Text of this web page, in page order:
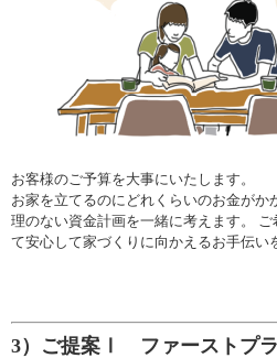
お客様のご予算を大事にいたします。
お家を立てるのにどれくらいのお金がか
理のない資金計画を一緒に考えます。
て安心して家づくりに向かえるお手伝い
3）ご提案Ⅰ ファーストプ